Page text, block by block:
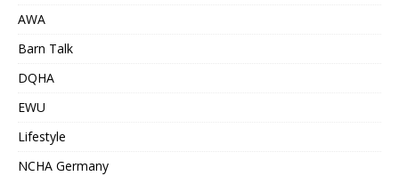
AWA
Barn Talk
DQHA
EWU
Lifestyle
NCHA Germany